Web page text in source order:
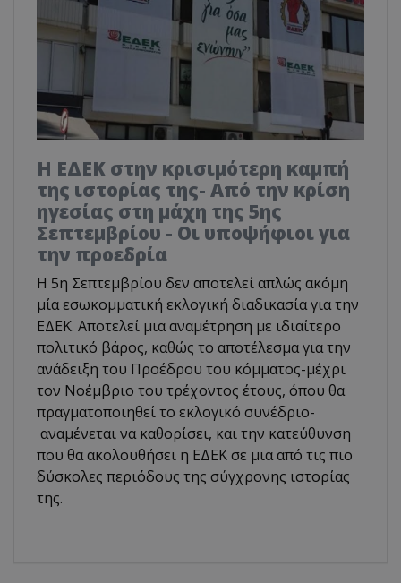
Η ΕΔΕΚ στην κρισιμότερη καμπή
της ιστορίας της- Από την κρίση
ηγεσίας στη μάχη της 5ης
Σεπτεμβρίου - Οι υποψήφιοι για
την προεδρία
Η 5η Σεπτεμβρίου δεν αποτελεί απλώς ακόμη
μία εσωκομματική εκλογική διαδικασία για την
ΕΔΕΚ. Αποτελεί μια αναμέτρηση με ιδιαίτερο
πολιτικό βάρος, καθώς το αποτέλεσμα για την
ανάδειξη του Προέδρου του κόμματος-μέχρι
τον Νοέμβριο του τρέχοντος έτους, όπου θα
πραγματοποιηθεί το εκλογικό συνέδριο-
αναμένεται να καθορίσει, και την κατεύθυνση
που θα ακολουθήσει η ΕΔΕΚ σε μια από τις πιο
δύσκολες περιόδους της σύγχρονης ιστορίας
της.